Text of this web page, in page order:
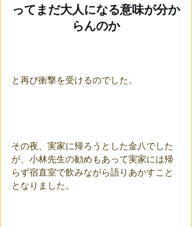
ってまだ大人になる意味が分か
らんのか
と再び衝撃を受けるのでした。
その夜、実家に帰ろうとした金八でした
が、小林先生の勧めもあって実家には帰
らず宿直室で飲みながら語りあかすこと
となりました。